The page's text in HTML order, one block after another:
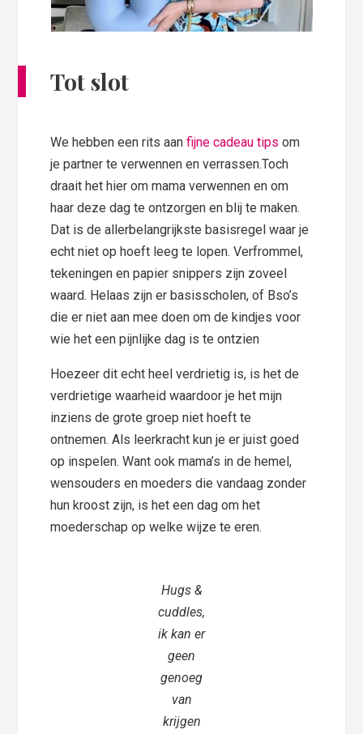
Tot slot
We hebben een rits aanfijne cadeau tips om
je partner te verwennen en verrassen.Toch
draait het hier om mama verwennen en om
haar deze dag te ontzorgen en blij te maken.
Dat is de allerbelangrijkste basisregel waar je
echt niet op hoeft leeg te lopen. Verfrommel,
tekeningen en papier snippers zijn zoveel
waard. Helaas zijn er basisscholen, of Bso’s
die er niet aan mee doen om de kindjes voor
wie het een pijnlijke dag is te ontzien
Hoezeer dit echt heel verdrietig is, is het de
verdrietige waarheid waardoor je het mijn
inziens de grote groep niet hoeft te
ontnemen. Als leerkracht kun je er juist goed
op inspelen. Want ook mama’s in de hemel,
wensouders en moeders die vandaag zonder
hun kroost zijn, is het een dag om het
moederschap op welke wijze te eren.
Hugs &
cuddles,
ik kan er
geen
genoeg
van
krijgen